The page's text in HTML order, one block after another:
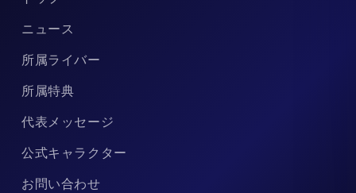
ニュース
所属ライバー
所属特典
代表メッセージ
公式キャラクター
お問い合わせ